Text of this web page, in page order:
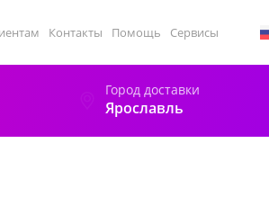
Контакты Помощь Сервисы
Город доставки
Ярославль